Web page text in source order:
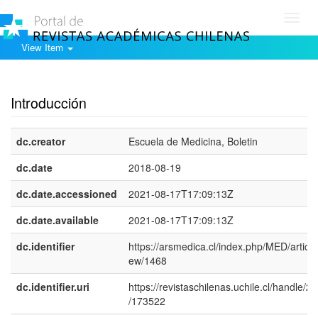
View Item
Introducción
dc.creator
Escuela de Medicina, Boletin
dc.date
2018-08-19
dc.date.accessioned
2021-08-17T17:09:13Z
dc.date.available
2021-08-17T17:09:13Z
dc.identifier
https://arsmedica.cl/index.php/MED/
ew/1468
dc.identifier.uri
https://revistaschilenas.uchile.cl/handle/
/173522